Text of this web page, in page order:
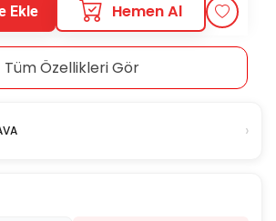
Ekle Hemen Al
Tüm Özellikleri Gör
›